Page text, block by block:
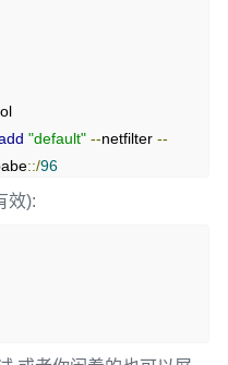
modprobe jool
"default" --netfilter --
::/96
效):